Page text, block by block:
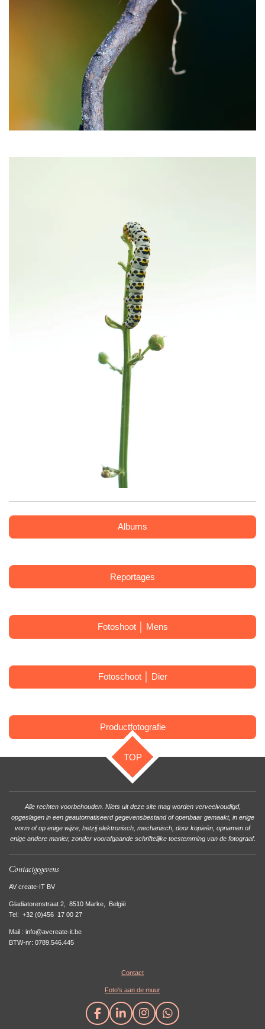
Albums
Reportages
Fotoshoot │ Mens
Fotoschoot │ Dier
Productfotografie
TOP
Alle rechten voorbehouden. Niets uit deze site mag worden verveelvoudigd,
opgeslagen in een geautomatiseerd gegevensbestand of openbaar gemaakt, in enige
vorm of op enige wijze, hetzij elektronisch, mechanisch, door kopieën, opnamen of
enige andere manier, zonder voorafgaande schriftelijke toestemming van de fotograaf.
Contactgegevens
AV create-IT BV
Gladiatorenstraat 2, 8510 Marke, België
Tel: +32 (0)456 17 00 27
Mail : info@avcreate-it.be
BTW-nr: 0789.546.445
Contact
Foto's aan de muur
F
L
I
W